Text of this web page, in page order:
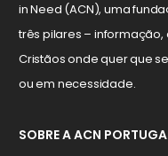
in Need (ACN), uma
três pilares –
Cristãos onde quer que
ou em necessidade.
SOBRE A ACN